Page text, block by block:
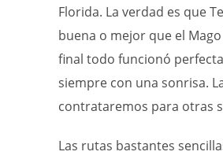
Florida. La verdad es que
buena o mejor que el Mago
final todo funcionó
siempre con una sonrisa.
contrataremos para otras
Las rutas bastantes